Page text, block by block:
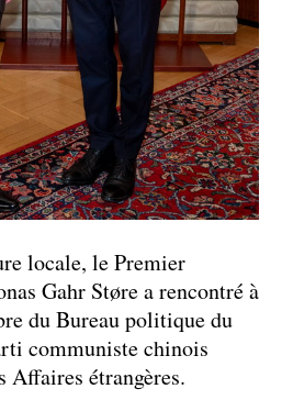
locale, le Premier
Gahr Støre a rencontré à
du Bureau politique du
communiste chinois
Affaires étrangères.